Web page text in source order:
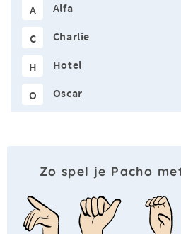
A Alfa
C Charlie
H Hotel
O Oscar
Zo spel je Pacho